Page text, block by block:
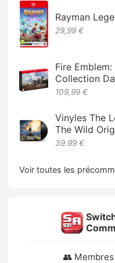
Rayman
29,99 €
Fire Emblem:
Collection
109,99 €
Vinyles The
The Wild
39.99 €
Voir toutes les
👥 Membres